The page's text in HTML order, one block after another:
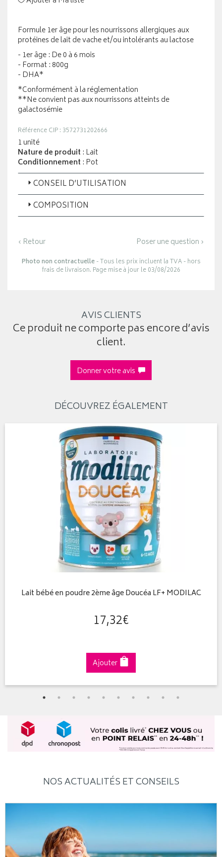
Formule 1er âge pour les nourrissons allergiques aux
protéines de lait de vache et/ou intolérants au lactose
- 1er âge : De 0 à 6 mois
- Format : 800g
- DHA*
*Conformément à la réglementation
**Ne convient pas aux nourrissons atteints de
galactosémie
Référence CIP : 3572731202666
1 unité
Nature de produit : Lait
Conditionnement : Pot
CONSEIL D’UTILISATION
COMPOSITION
‹ Retour Poser une question ›
Photo non contractuelle- Tous les prix incluent la TVA - hors
frais de livraison. Page mise à jour le 03/08/2026
AVIS CLIENTS
Ce produit ne comporte pas encore d’avis
client.
Donner votre avis
DÉCOUVREZ ÉGALEMENT
Lait bébé en poudre 2ème âge Doucéa LF+ MODILAC
17,32€
Ajouter
NOS ACTUALITÉS ET CONSEILS